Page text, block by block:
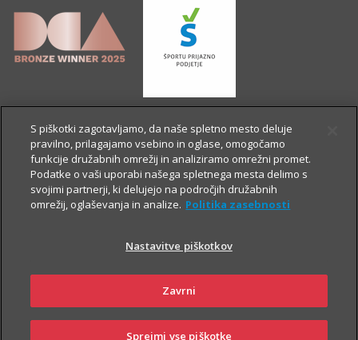
OSTALE STRANI
S piškotki zagotavljamo, da naše spletno mesto deluje
pravilno, prilagajamo vsebino in oglase, omogočamo
funkcije družabnih omrežij in analiziramo omrežni promet.
Podatke o vaši uporabi našega spletnega mesta delimo s
svojimi partnerji, ki delujejo na področjih družabnih
omrežij, oglaševanja in analize. Politika zasebnosti
Nastavitve piškotkov
Zavrni
Sprejmi vse piškotke